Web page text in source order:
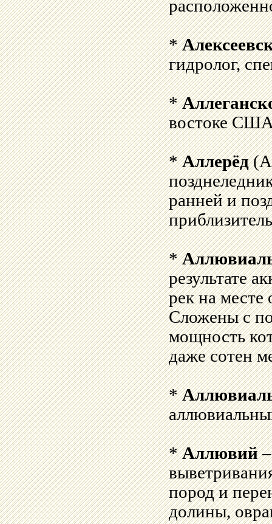
*
гидролог,
*
востоке
*Аллерёд
ранней и
*
результате
рек на
Сложены с
мощность
даже сотен
*
*Аллювий–
пород и
долины,